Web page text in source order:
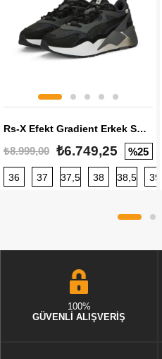
Rs-X Efekt Gradient Erkek Sneaker
₺8.999,00 ₺6.749,25 %25
36 37 37,5 38 38,5 39
100%
GÜVENLİ ALIŞVERİŞ